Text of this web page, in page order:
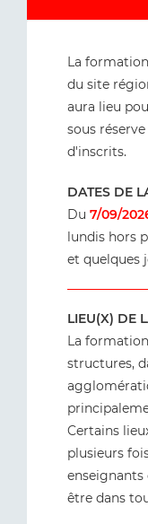
La
du site
aura lieu
sous
d'inscrits.
DATES DE
Du 7/09/
lundis hors
et quelques
LIEU(X) DE
La
structures,
Certains
plusieurs
enseignants
être dans